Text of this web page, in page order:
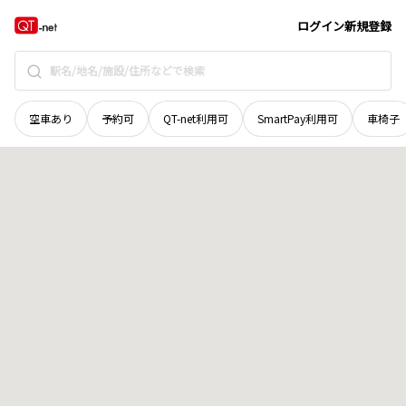
ログイン新規登録
空車あり 予約可 QT-net利用可 SmartPay利用可 車椅子
島根県